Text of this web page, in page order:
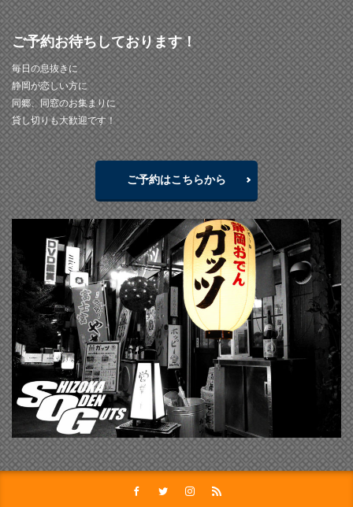
ご予約お待ちしております！
毎日の息抜きに
静岡が恋しい方に
同郷、同窓のお集まりに
貸し切りも大歓迎です！
ご予約はこちらから